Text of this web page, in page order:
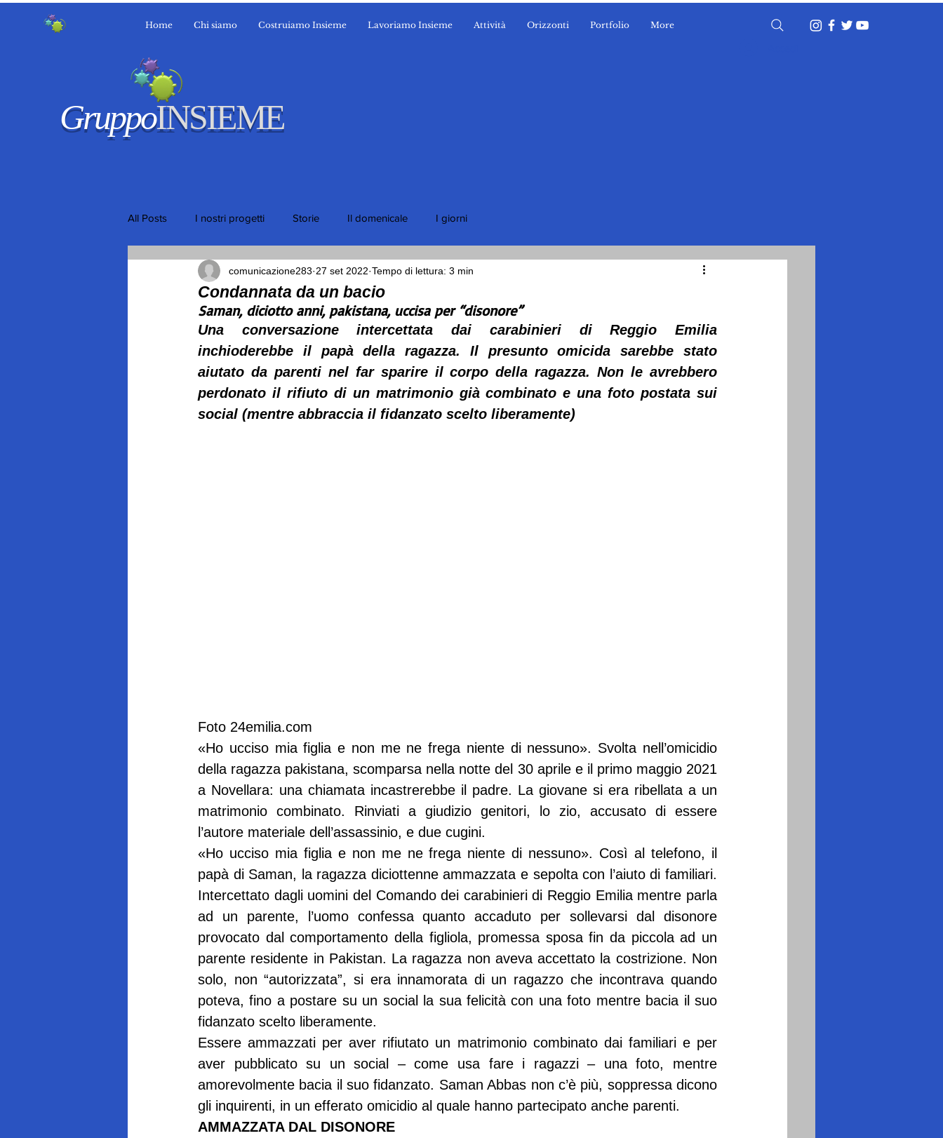
GruppoINSIEME
Home Chi siamo Costruiamo Insieme Lavoriamo Insieme Attività Orizzonti Portfolio More
All Posts I nostri progetti Storie Il domenicale I giorni
Condannata da un bacio
comunicazione283 27 set 2022 Tempo di lettura: 3 min
Saman, diciotto anni, pakistana, uccisa per “disonore”
Una conversazione intercettata dai carabinieri di Reggio Emilia
inchioderebbe il papà della ragazza. Il presunto omicida sarebbe stato
aiutato da parenti nel far sparire il corpo della ragazza. Non le avrebbero
perdonato il rifiuto di un matrimonio già combinato e una foto postata sui
social (mentre abbraccia il fidanzato scelto liberamente)
Foto 24emilia.com
«Ho ucciso mia figlia e non me ne frega niente di nessuno». Svolta nell’omicidio
della ragazza pakistana, scomparsa nella notte del 30 aprile e il primo maggio 2021
a Novellara: una chiamata incastrerebbe il padre. La giovane si era ribellata a un
matrimonio combinato. Rinviati a giudizio genitori, lo zio, accusato di essere
l’autore materiale dell’assassinio, e due cugini.
«Ho ucciso mia figlia e non me ne frega niente di nessuno». Così al telefono, il
papà di Saman, la ragazza diciottenne ammazzata e sepolta con l’aiuto di familiari.
Intercettato dagli uomini del Comando dei carabinieri di Reggio Emilia mentre parla
ad un parente, l’uomo confessa quanto accaduto per sollevarsi dal disonore
provocato dal comportamento della figliola, promessa sposa fin da piccola ad un
parente residente in Pakistan. La ragazza non aveva accettato la costrizione. Non
solo, non “autorizzata”, si era innamorata di un ragazzo che incontrava quando
poteva, fino a postare su un social la sua felicità con una foto mentre bacia il suo
fidanzato scelto liberamente.
Essere ammazzati per aver rifiutato un matrimonio combinato dai familiari e per
aver pubblicato su un social – come usa fare i ragazzi – una foto, mentre
amorevolmente bacia il suo fidanzato. Saman Abbas non c’è più, soppressa dicono
gli inquirenti, in un efferato omicidio al quale hanno partecipato anche parenti.
AMMAZZATA DAL DISONORE